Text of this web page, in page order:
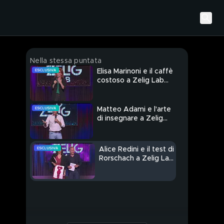
Nella stessa puntata
Elisa Marinoni e il caffè
costoso a Zelig Lab
Matteo Adami e l'arte
di insegnare a Zelig
Alice Redini e il test di
Rorschach a Zelig Lab